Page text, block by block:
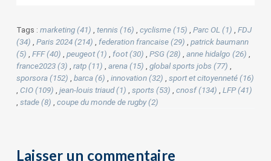
Tags : marketing (41) tennis (16) cyclisme (15) Parc OL (1)
FDJ
(34)
Paris 2024 (214) federation francaise (29)
patrick baumann
(5)
FFF (40) peugeot (1) foot (30) PSG (28) anne hidalgo (26)
france2023 (3)
ratp (11) arena (15) global sports jobs (77)
sporsora (152)
barca (6) innovation (32)
sport et citoyenneté (16)
CIO (109) jean-louis triaud (1) sports (53) cnosf (134)
LFP (41)
stade (8) coupe du monde de rugby (2)
Laisser un commentaire